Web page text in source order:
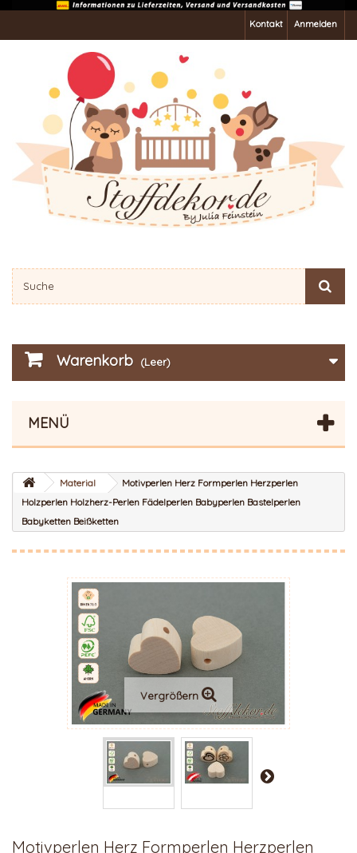
Anmelden
Kontakt
Warenkorb (Leer)
MENÜ
Material
Motivperlen Herz Formperlen Herzperlen
Holzperlen Holzherz-Perlen Fädelperlen Babyperlen Bastelperlen
Babyketten Beißketten
Vergrößern
Motivperlen Herz Formperlen Herzperlen